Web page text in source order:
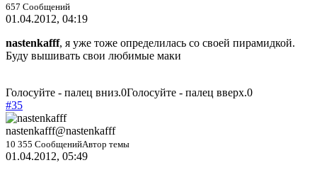
657 Сообщений
01.04.2012, 04:19
nastenkafff, я уже тоже определилась со своей пирамидкой.
Буду вышивать свои любимые маки
Голосуйте - палец вниз.0Голосуйте - палец вверх.0
#35
nastenkafff@nastenkafff
10 355 СообщенийАвтор темы
01.04.2012, 05:49